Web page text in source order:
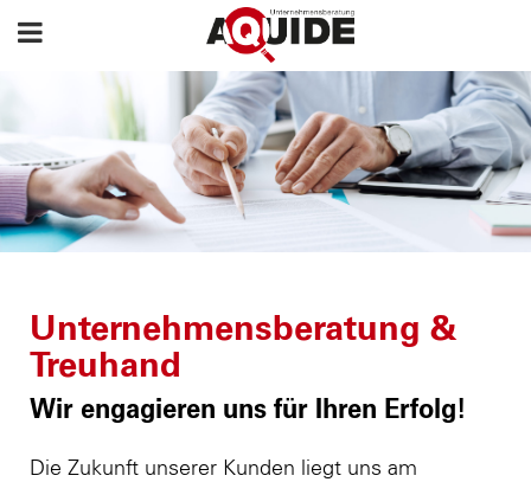
Unternehmensberatung &
Treuhand
Wir engagieren uns für Ihren Erfolg!
Die Zukunft unserer Kunden liegt uns am